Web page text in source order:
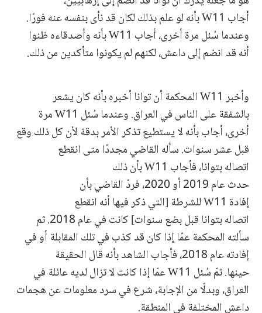
أجاب W11 بأنه لو علم بذلك لكان قد نأى بنفسه عنه فورًا.
وعندما سُئل مرة أخرى، أجاب W11 بأنه وأصدقاءه ظنوا
أنه قد انضم إلى داعش، لكنهم لم يكونوا متأكدين من ذلك.
وأخبر W11 المحكمة أن توانا أخبره بأنه كان يشعر
بالشفقة على الناس في العراق. وعندما سُئل W11 مرة
أخرى، أجاب بأنه لا يستطيع تذكر الأمر بدقة لأن كل ذلك وقع
قبل عشر سنوات. سأله القاضي مجددًا متى انقطع
اتصاله بتوانا، فأجاب W11 بأن ذلك
حدث عام 2019 أو 2020، فردّ القاضي بأن
إفادة W11 للشرطة [التي ذكر فيها أنه انقطع
اتصاله بتوانا قبل بضع سنوات] كانت في عام 2018. ثم
سألته المحكمة عمّا إذا كان قد كذب في تلك المقابلة أو في
إفادته عام 2018، فأجاب الشاهد بأنه قال الحقيقة
حينها. ثمّ سُئل W11 عمّا إذا كانت لا تزال لديه عائلة في
العراق، وبدلًا من الإجابة، شرع في سرد معلومات عن هجمات
داعش المختلفة في المنطقة.